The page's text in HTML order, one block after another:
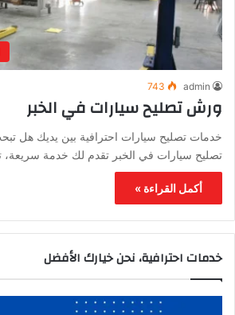
admin
743
ورش تصليح سيارات في الخبر
خدمات تصليح سيارات احترافية بين يديك هل
تصليح سيارات في الخبر تقدم لك خدمة
أكمل القراءة »
خدمات احترافية، نحن خيارك الأفضل